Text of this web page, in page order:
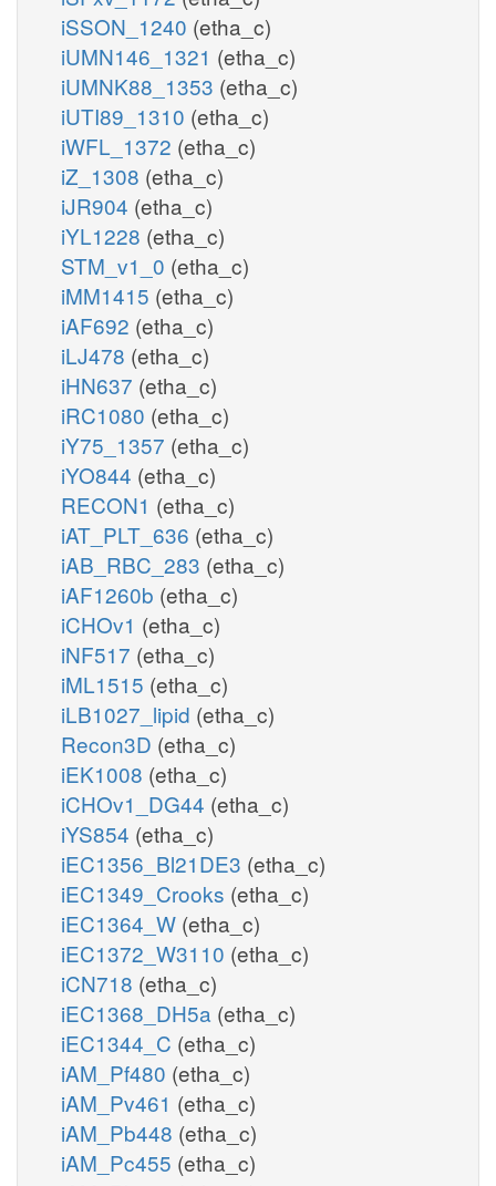
iSSON_1240 (etha_c)
iUMN146_1321 (etha_c)
iUMNK88_1353 (etha_c)
iUTI89_1310 (etha_c)
iWFL_1372 (etha_c)
iZ_1308 (etha_c)
iJR904 (etha_c)
iYL1228 (etha_c)
STM_v1_0 (etha_c)
iMM1415 (etha_c)
iAF692 (etha_c)
iLJ478 (etha_c)
iHN637 (etha_c)
iRC1080 (etha_c)
iY75_1357 (etha_c)
iYO844 (etha_c)
RECON1 (etha_c)
iAT_PLT_636 (etha_c)
iAB_RBC_283 (etha_c)
iAF1260b (etha_c)
iCHOv1 (etha_c)
iNF517 (etha_c)
iML1515 (etha_c)
iLB1027_lipid (etha_c)
Recon3D (etha_c)
iEK1008 (etha_c)
iCHOv1_DG44 (etha_c)
iYS854 (etha_c)
iEC1356_Bl21DE3 (etha_c)
iEC1349_Crooks (etha_c)
iEC1364_W (etha_c)
iEC1372_W3110 (etha_c)
iCN718 (etha_c)
iEC1368_DH5a (etha_c)
iEC1344_C (etha_c)
iAM_Pf480 (etha_c)
iAM_Pv461 (etha_c)
iAM_Pb448 (etha_c)
iAM_Pc455 (etha_c)